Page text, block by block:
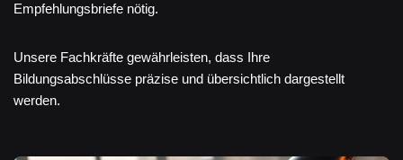
Empfehlungsbriefe nötig.
Unsere Fachkräfte gewährleisten, dass Ihre
Bildungsabschlüsse präzise und übersichtlich dargestellt
werden.